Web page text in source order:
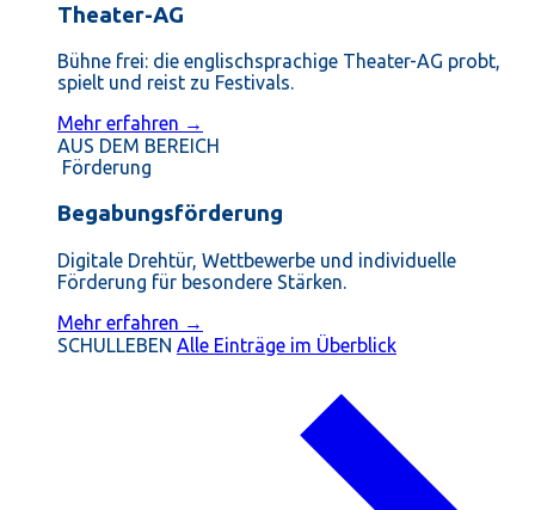
Theater-AG
Bühne frei: die englischsprachige Theater-AG probt,
spielt und reist zu Festivals.
Mehr erfahren →
AUS DEM BEREICH
Förderung
Begabungsförderung
Digitale Drehtür, Wettbewerbe und individuelle
Förderung für besondere Stärken.
Mehr erfahren →
SCHULLEBEN Alle Einträge im Überblick